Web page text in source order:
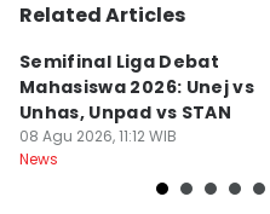
Related Articles
Semifinal Liga Debat
Mahasiswa 2026: Unej vs
Unhas, Unpad vs STAN
08 Agu 2026, 11:12 WIB
News